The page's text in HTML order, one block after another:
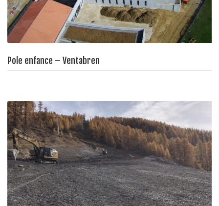
Pole enfance – Ventabren